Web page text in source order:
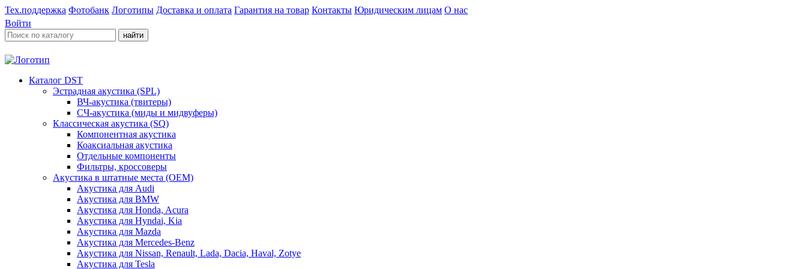
Тех.поддержка Фотобанк Логотипы Доставка и оплата Гарантия на товар Контакты Юридическим лицам О нас
Войти
найти
Каталог DST
Эстрадная акустика (SPL)
ВЧ-акустика (твитеры)
СЧ-акустика (миды и мидвуферы)
Классическая акустика (SQ)
Компонентная акустика
Коаксиальная акустика
Отдельные компоненты
Фильтры, кроссоверы
Акустика в штатные места (OEM)
Акустика для Audi
Акустика для BMW
Акустика для Honda, Acura
Акустика для Hyndai, Kia
Акустика для Mazda
Акустика для Mercedes-Benz
Акустика для Nissan, Renault, Lada, Dacia, Haval, Zotye
Акустика для Tesla